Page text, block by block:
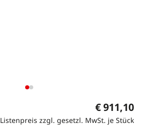
€ 911,10
Listenpreis zzgl. gesetzl. MwSt. je Stück